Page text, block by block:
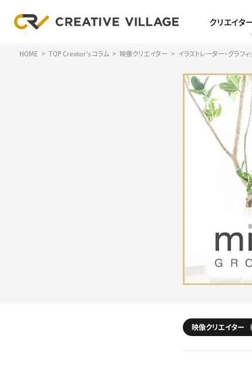
クリエイタ
HOME TOP Creator's コラム 映像クリエイター イラストレーター・グラフ
映像クリエイター